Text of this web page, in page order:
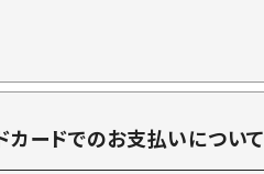
カードでのお支払いについて